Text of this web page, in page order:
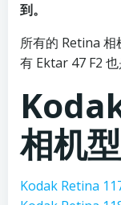
到。
所有的 Retina
有 Ektar 47 F2 也
相机
Kodak Retina